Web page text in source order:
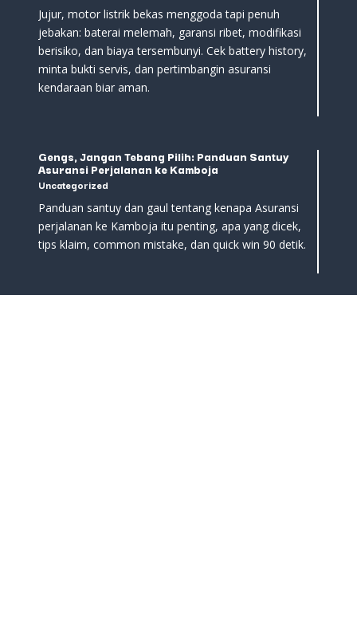
Jujur, motor listrik bekas menggoda tapi penuh
jebakan: baterai melemah, garansi ribet, modifikasi
berisiko, dan biaya tersembunyi. Cek battery history,
minta bukti servis, dan pertimbangin asuransi
kendaraan biar aman.
Gengs, Jangan Tebang Pilih: Panduan Santuy
Asuransi Perjalanan ke Kamboja
Uncategorized
Panduan santuy dan gaul tentang kenapa Asuransi
perjalanan ke Kamboja itu penting, apa yang dicek,
tips klaim, common mistake, dan quick win 90 detik.